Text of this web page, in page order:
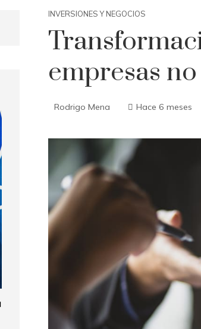
INVERSIONES Y NEGOCIOS
empresas
Rodrigo Mena Hace 6 meses